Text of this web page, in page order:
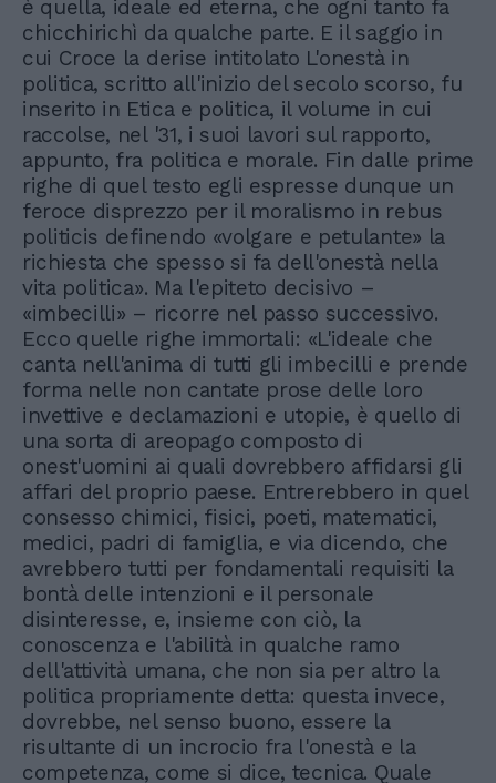
è quella, ideale ed eterna, che ogni tanto fa
chicchirichì da qualche parte. E il saggio in
cui Croce la derise intitolato L'onestà in
politica, scritto all'inizio del secolo scorso, fu
inserito in Etica e politica, il volume in cui
raccolse, nel '31, i suoi lavori sul rapporto,
appunto, fra politica e morale. Fin dalle prime
righe di quel testo egli espresse dunque un
feroce disprezzo per il moralismo in rebus
politicis definendo «volgare e petulante» la
richiesta che spesso si fa dell'onestà nella
vita politica». Ma l'epiteto decisivo –
«imbecilli» – ricorre nel passo successivo.
Ecco quelle righe immortali: «L'ideale che
canta nell'anima di tutti gli imbecilli e prende
forma nelle non cantate prose delle loro
invettive e declamazioni e utopie, è quello di
una sorta di areopago composto di
onest'uomini ai quali dovrebbero affidarsi gli
affari del proprio paese. Entrerebbero in quel
consesso chimici, fisici, poeti, matematici,
medici, padri di famiglia, e via dicendo, che
avrebbero tutti per fondamentali requisiti la
bontà delle intenzioni e il personale
disinteresse, e, insieme con ciò, la
conoscenza e l'abilità in qualche ramo
dell'attività umana, che non sia per altro la
politica propriamente detta: questa invece,
dovrebbe, nel senso buono, essere la
risultante di un incrocio fra l'onestà e la
competenza, come si dice, tecnica. Quale